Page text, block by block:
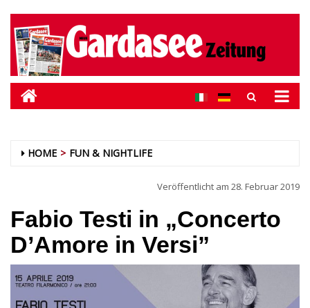
HOME FUN & NIGHTLIFE
Veröffentlicht am 28. Februar 2019
Fabio Testi in „Concerto
D’Amore in Versi”